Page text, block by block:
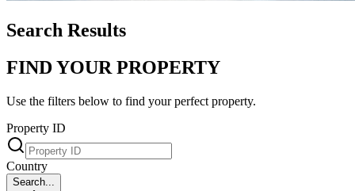
Search Results
FIND YOUR PROPERTY
Use the filters below to find your perfect property.
Property ID
Country
Search...